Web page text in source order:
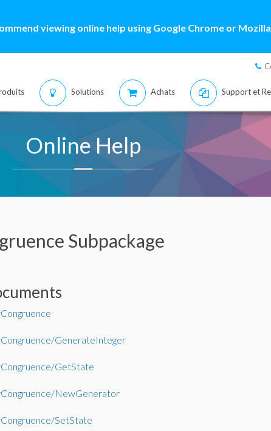
viewing online help using Google Chrome or
Solutions Achats Support et
Online Help
Subpackage
GenerateInteger
GetState
NewGenerator
SetState